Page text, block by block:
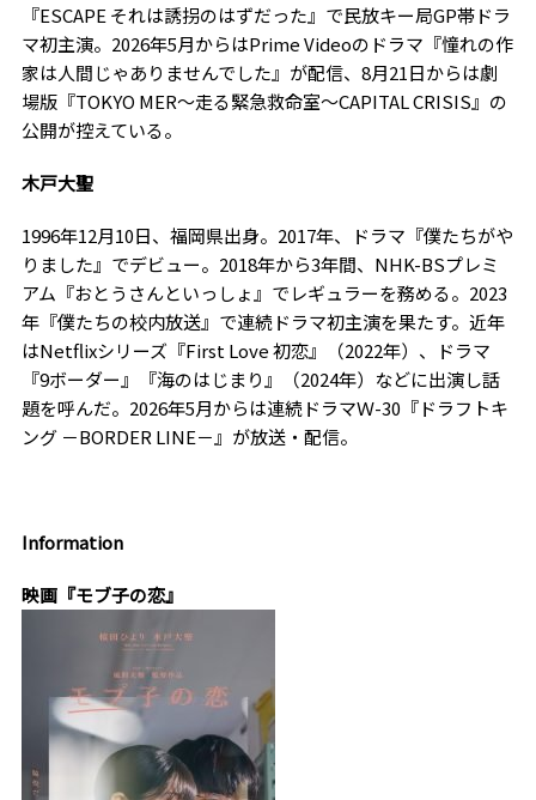
『ESCAPE それは誘拐のはずだった』で民放キー局GP帯ドラ
マ初主演。 2026年5月からはPrime Videoのドラマ『憧れの作
家は人間じゃありませんでした』が配信、 8月21日からは劇
場版『TOKYO MER〜走る緊急救命室〜CAPITAL CRISIS』の
公開が控えている。
木戸大聖
1996年12月10日、福岡県出身。 2017年、ドラマ『僕たちがや
りました』でデビュー。 2018年から3年間、 NHK-BSプレミ
アム『おとうさんといっしょ』でレギュラーを務める。 2023
年『僕たちの校内放送』で連続ドラマ初主演を果たす。近年
はNetflixシリーズ『First Love初恋』（2022年）、ドラマ
『9ボーダー』『海のはじまり』（2024年）などに出演し話
題を呼んだ。 2026年5月からは連続ドラマＷ-30 『ドラフトキ
ング －BORDER LINE－』が放送・配信。
Information
映画『モブ子の恋』